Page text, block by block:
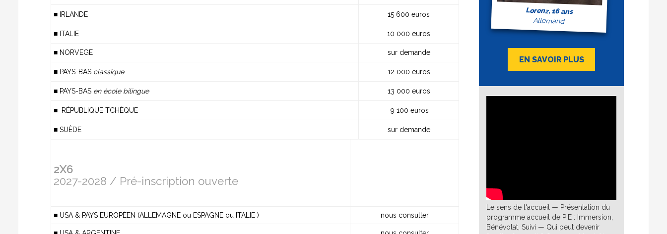
■ IRLANDE 15 600 euros
■ ITALIE 10 000 euros
■ NORVEGE sur demande
■ PAYS-BAS classique 12 000 euros
■ PAYS-BAS en école bilingue 13 000 euros
■ RÉPUBLIQUE TCHÈQUE 9 100 euros
■ SUÈDE sur demande
2X6
2027-2028 / Pré-inscription ouverte
■ USA & PAYS EUROPÉEN (ALLEMAGNE ou ESPAGNE ou ITALIE ) nous consulter
Lorenz, 16 ans
Allemand
EN SAVOIR PLUS
Le sens de l'accueil — Présentation du
programme accueil de PIE : Immersion,
Bénévolat, Suivi — Qui peut devenir